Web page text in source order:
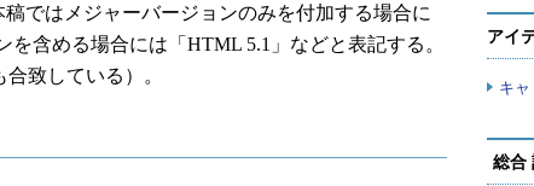
ではメジャーバージョンのみを付加する場合に
含める場合には「HTML 5.1」などと表記する。
致している）。
アイ
キ
総合